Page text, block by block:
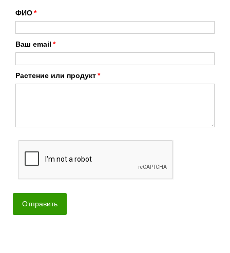
ФИО
Ваш email
Растение или продукт
Отправить